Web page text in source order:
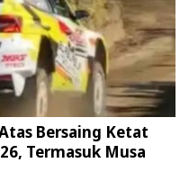
Bersaing Ketat
Termasuk Musa